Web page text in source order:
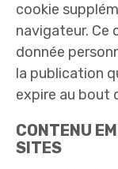
cookie
navigateur. Ce
donnée
la publication
expire au bout
CONTENU
SITES